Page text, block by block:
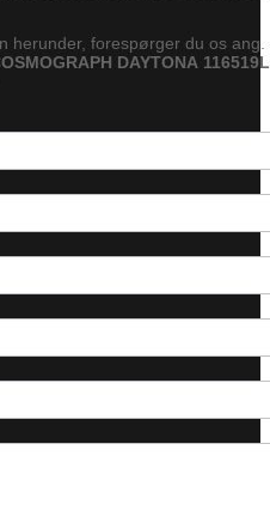
herunder, forespørger du os ang.
DAYTONA